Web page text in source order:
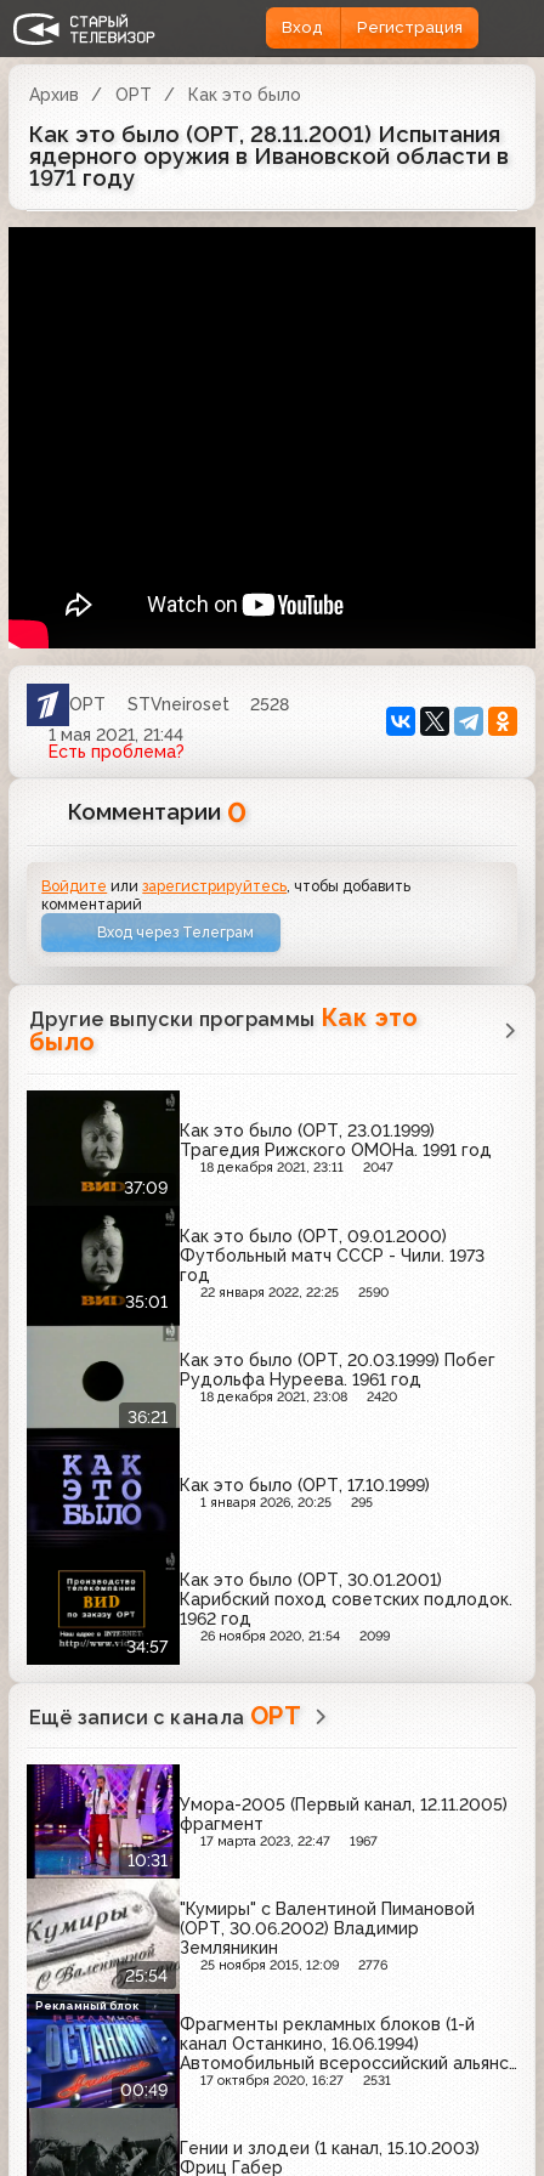
Вход Регистрация
Архив ОРТ Как это было
Как это было (ОРТ, 28.11.2001) Испытания
ядерного оружия в Ивановской области в
1971 году
ОРТ STVneiroset
2528
1 мая 2021, 21:44
Есть проблема?
Комментарии 0
Войдите илизарегистрируйтесь , чтобы добавить
комментарий
Вход через Телеграм
Другие выпуски программы Как это
было
37:09
Как это было (ОРТ, 23.01.1999)
Трагедия Рижского ОМОНа. 1991 год
18 декабря 2021, 23:11 2047
35:01
Как это было (ОРТ, 09.01.2000)
Футбольный матч СССР - Чили. 1973
год
22 января 2022, 22:25 2590
36:21
Как это было (ОРТ, 20.03.1999) Побег
Рудольфа Нуреева. 1961 год
18 декабря 2021, 23:08 2420
Как это было (ОРТ, 17.10.1999)
1 января 2026, 20:25 295
34:57
Как это было (ОРТ, 30.01.2001)
Карибский поход советских подлодок.
1962 год
26 ноября 2020, 21:54 2099
Ещё записи с канала ОРТ
10:31
Умора-2005 (Первый канал, 12.11.2005)
фрагмент
17 марта 2023, 22:47 1967
25:54
"Кумиры" с Валентиной Пимановой
(ОРТ, 30.06.2002) Владимир
Земляникин
25 ноября 2015, 12:09 2776
00:49
Фрагменты рекламных блоков (1-й
канал Останкино, 16.06.1994)
Автомобильный всероссийский альянс,
МММ, InterVideoArt, Herschi-cola, Tic
17 октября 2020, 16:27 2531
Рекламный блок
Гении и злодеи (1 канал, 15.10.2003)
Фриц Габер